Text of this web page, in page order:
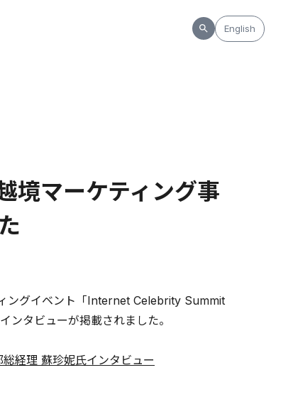
English
境マーケティング事
ングイベント「Internet Celebrity Summit
タビューが掲載されました。
経理 蘇珍妮氏インタビュー